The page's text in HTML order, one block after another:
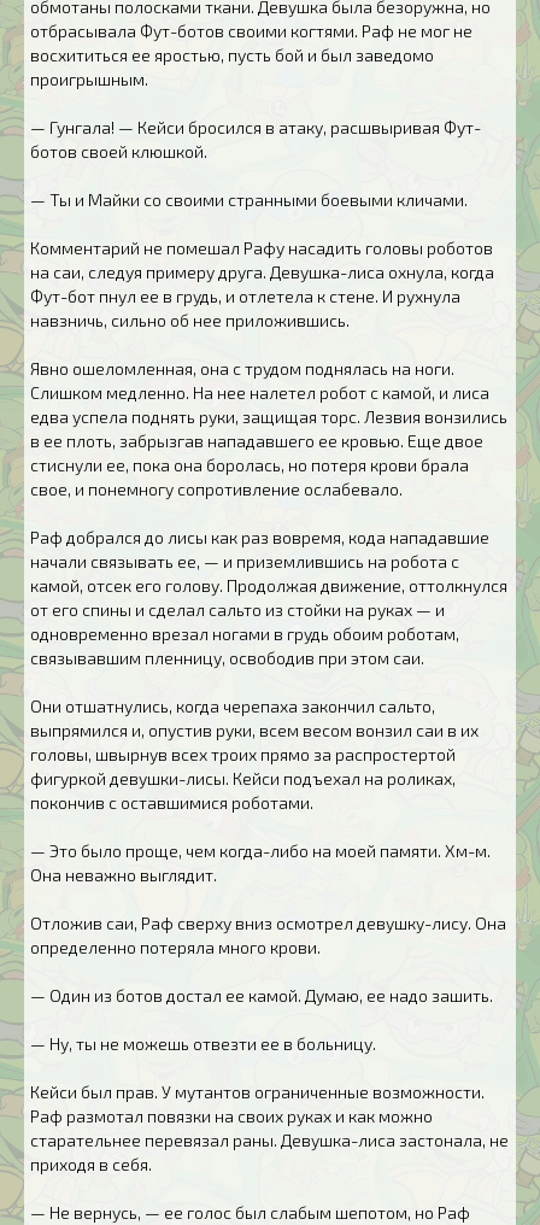
обмотаны полосками ткани. Девушка была безоружна, но
отбрасывала Фут-ботов своими когтями. Раф не мог не
восхититься ее яростью, пусть бой и был заведомо
проигрышным.
— Гунгала! — Кейси бросился в атаку, расшвыривая Фут-
ботов своей клюшкой.
— Ты и Майки со своими странными боевыми кличами.
Комментарий не помешал Рафу насадить головы роботов
на саи, следуя примеру друга. Девушка-лиса охнула, когда
Фут-бот пнул ее в грудь, и отлетела к стене. И рухнула
навзничь, сильно об нее приложившись.
Явно ошеломленная, она с трудом поднялась на ноги.
Слишком медленно. На нее налетел робот с камой, и лиса
едва успела поднять руки, защищая торс. Лезвия вонзились
в ее плоть, забрызгав нападавшего ее кровью. Еще двое
стиснули ее, пока она боролась, но потеря крови брала
свое, и понемногу сопротивление ослабевало.
Раф добрался до лисы как раз вовремя, кода нападавшие
начали связывать ее, — и приземлившись на робота с
камой, отсек его голову. Продолжая движение, оттолкнулся
от его спины и сделал сальто из стойки на руках — и
одновременно врезал ногами в грудь обоим роботам,
связывавшим пленницу, освободив при этом саи.
Они отшатнулись, когда черепаха закончил сальто,
выпрямился и, опустив руки, всем весом вонзил саи в их
головы, швырнув всех троих прямо за распростертой
фигуркой девушки-лисы. Кейси подъехал на роликах,
покончив с оставшимися роботами.
— Это было проще, чем когда-либо на моей памяти. Хм-м.
Она неважно выглядит.
Отложив саи, Раф сверху вниз осмотрел девушку-лису. Она
определенно потеряла много крови.
— Один из ботов достал ее камой. Думаю, ее надо зашить.
— Ну, ты не можешь отвезти ее в больницу.
Кейси был прав. У мутантов ограниченные возможности.
Раф размотал повязки на своих руках и как можно
старательнее перевязал раны. Девушка-лиса застонала, не
приходя в себя.
— Не вернусь, — ее голос был слабым шепотом, но Раф